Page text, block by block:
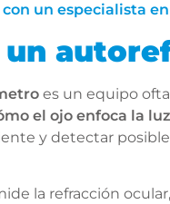
un especialista
un
es un equipo
el ojo enfoca la luz
y detectar
la refracción